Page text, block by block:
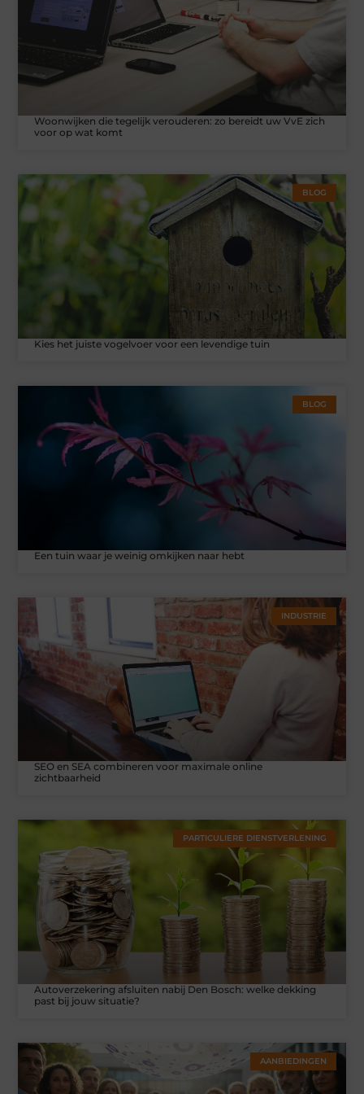
Woonwijken die tegelijk verouderen: zo bereidt uw VvE zich
voor op wat komt
BLOG
Kies het juiste vogelvoer voor een levendige tuin
BLOG
Een tuin waar je weinig omkijken naar hebt
INDUSTRIE
SEO en SEA combineren voor maximale online
zichtbaarheid
PARTICULIERE DIENSTVERLENING
Autoverzekering afsluiten nabij Den Bosch: welke dekking
past bij jouw situatie?
AANBIEDINGEN